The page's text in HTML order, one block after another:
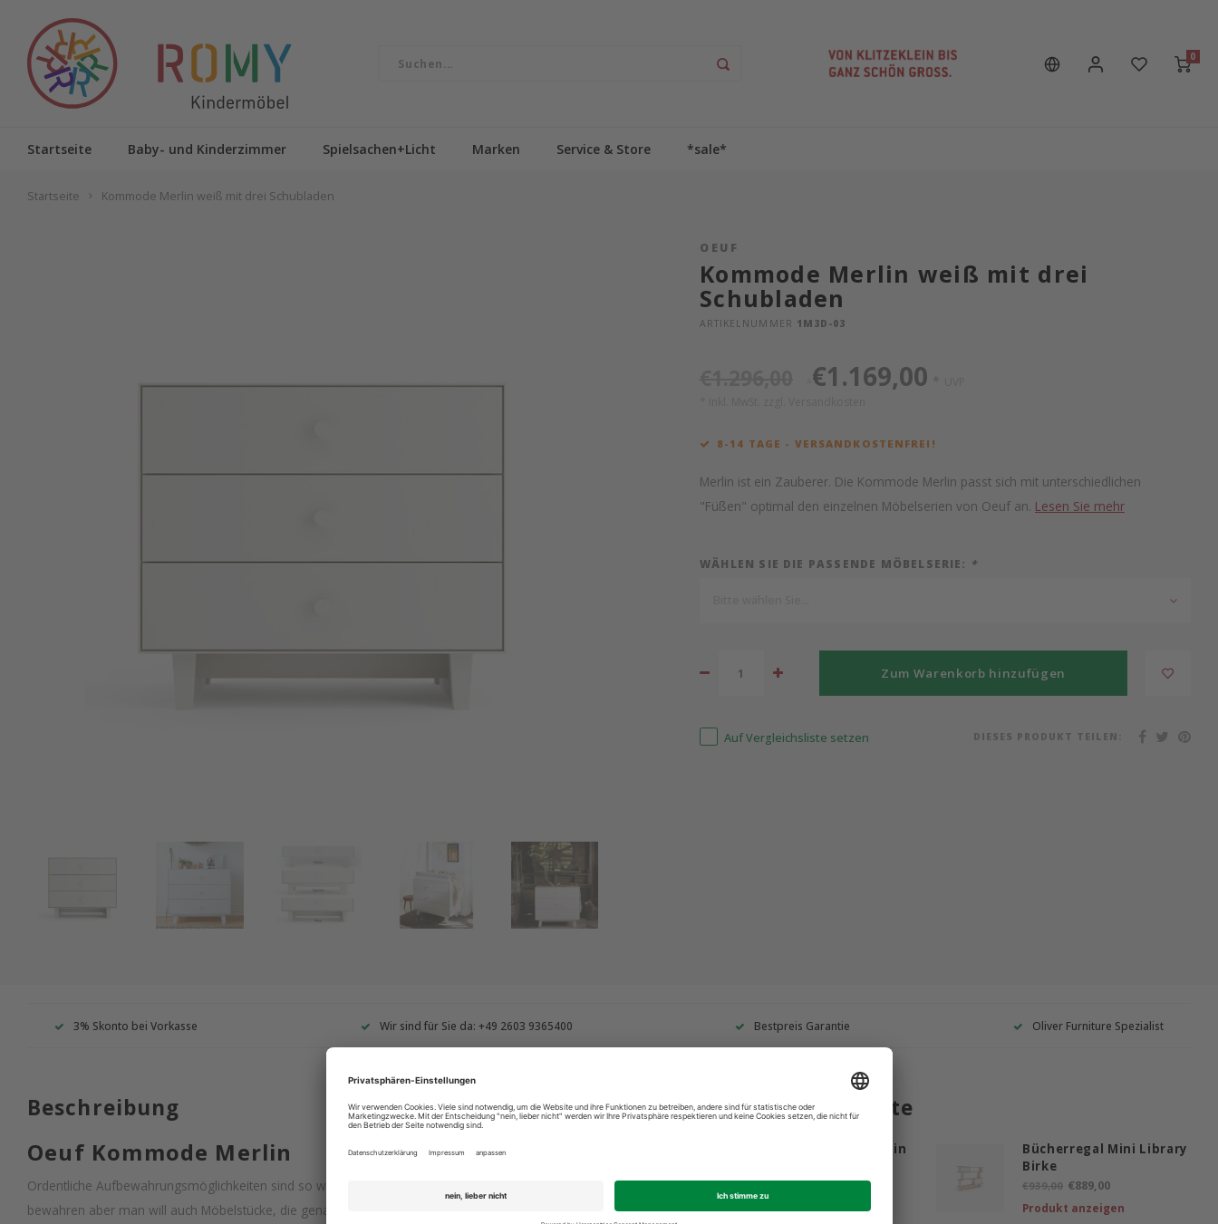
0
Startseite Baby- und Kinderzimmer Spielsachen+Licht Marken Service & Store *sale*
Startseite Kommode Merlin weiß mit drei Schubladen
OEUF
Kommode Merlin weiß mit drei
Schubladen
ARTIKELNUMMER 1M3D-03
€1.169,00
8-14 TAGE - VERSANDKOSTENFREI!
Merlin ist ein Zauberer. Die Kommode Merlin passt sich mit unterschiedlichen
"Füßen" optimal den einzelnen Möbelserien von Oeuf an. Lesen Sie mehr
WÄHLEN SIE DIE PASSENDE MÖBELSERIE: *
Zum Warenkorb hinzufügen
Auf Vergleichsliste setzen DIESES PRODUKT TEILEN:
3% Skonto bei Vorkasse Wir sind für Sie da: +49 2603 9365400 Bestpreis Garantie Oliver Furniture Spezialist
Beschreibung
Oeuf Kommode Merlin
Ordentliche Aufbewahrungsmöglichkeiten sind so wichtig, um in einem Zuhause Ruhe und Ordnung zu
bewahren aber man will auch Möbelstücke, die genauso gut aussehen, wie sie praktisch sind.
Ergänzende Produkte
Kleiderschrank Merlin
€1.330,00
Produkt anzeigen
Bücherregal Mini Library
Birke
€939,00 €889,00
Produkt anzeigen